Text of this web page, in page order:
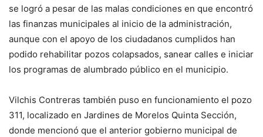
se logró a pesar de las malas condiciones en que encontró
las finanzas municipales al inicio de la administración,
aunque con el apoyo de los ciudadanos cumplidos han
podido rehabilitar pozos colapsados, sanear calles e iniciar
los programas de alumbrado público en el municipio.
Vilchis Contreras también puso en funcionamiento el pozo
311, localizado en Jardines de Morelos Quinta Sección,
donde mencionó que el anterior gobierno municipal de